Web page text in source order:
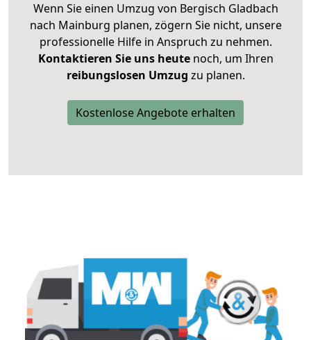
Wenn Sie einen Umzug von Bergisch Gladbach
nach Mainburg planen, zögern Sie nicht, unsere
professionelle Hilfe in Anspruch zu nehmen.
Kontaktieren Sie uns heutenoch, um Ihren
reibungslosen Umzug zu planen.
Kostenlose Angebote erhalten